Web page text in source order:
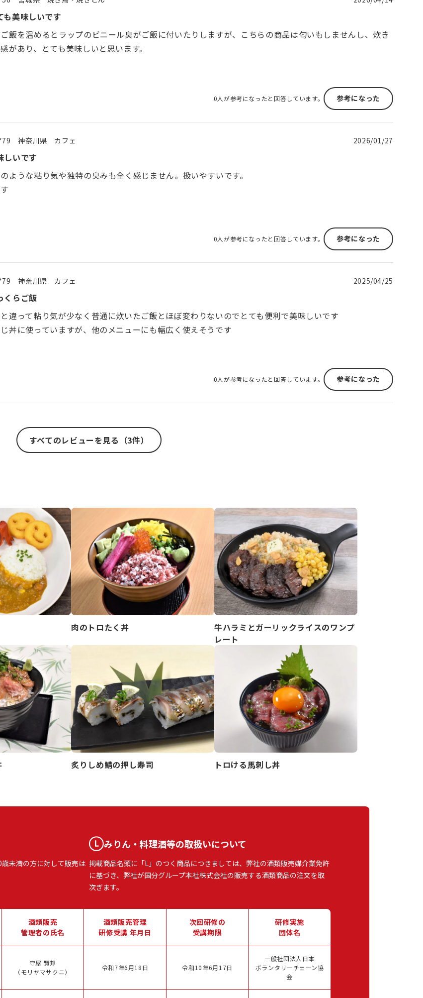
も美味しいです
飯を温めるとラップのビニール臭がご飯に付いたりしますが、こちらの商品は匂いもしませんし、炊き
があり、とても美味しいと思います。
0人が参考になったと回答しています。 参考になった
神奈川県 カフェ 2026/01/27
しいです
ような粘り気や独特の臭みも全く感じません。扱いやすいです。
0人が参考になったと回答しています。 参考になった
神奈川県 カフェ 2025/04/25
くらご飯
違って粘り気が少なく普通に炊いたご飯とほぼ変わりないのでとても便利で美味しいです
丼に使っていますが、他のメニューにも幅広く使えそうです
0人が参考になったと回答しています。 参考になった
すべてのレビューを見る（3件）
肉のトロたく丼
牛ハラミとガーリックライスのワンプ
レート
炙りしめ鯖の押し寿司 トロける馬刺し丼
未満の方に対して販売は
みりん・料理酒等の取扱いについて
掲載商品名頭に「L」のつく商品につきましては、弊社の酒類販売媒介業免許
に基づき、弊社が国分グループ本社株式会社の販売する酒類商品の注文を取
次ぎます。
酒類販売
管理者の氏名
酒類販売管理
研修受講 年月日
次回研修の
受講期限
研修実施
団体名
守屋 賢邦
（モリヤマサクニ）
令和7年6月18日 令和10年6月17日
一般社団法人日本
ボランタリーチェーン協
会